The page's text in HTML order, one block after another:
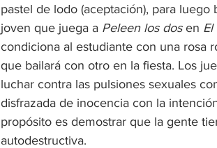
pastel de lodo (aceptación), para
joven que juega a Peleen los dos en El
condiciona al estudiante con una rosa
que bailará con otro en la fiesta. Los
luchar contra las pulsiones sexuales
disfrazada de inocencia con la
propósito es demostrar que la gente
autodestructiva.